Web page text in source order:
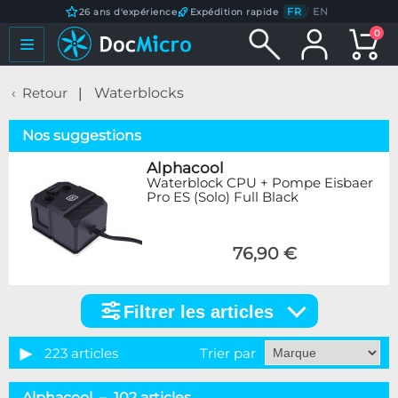
26 ans d'expérience Expédition rapide FR / EN
0
Retour Waterblocks
Nos suggestions
Alphacool
Waterblock CPU + Pompe Eisbaer
Pro ES (Solo) Full Black
76,90 €
articles
Catégorie
Filtrer les articles
223 articles Trier par